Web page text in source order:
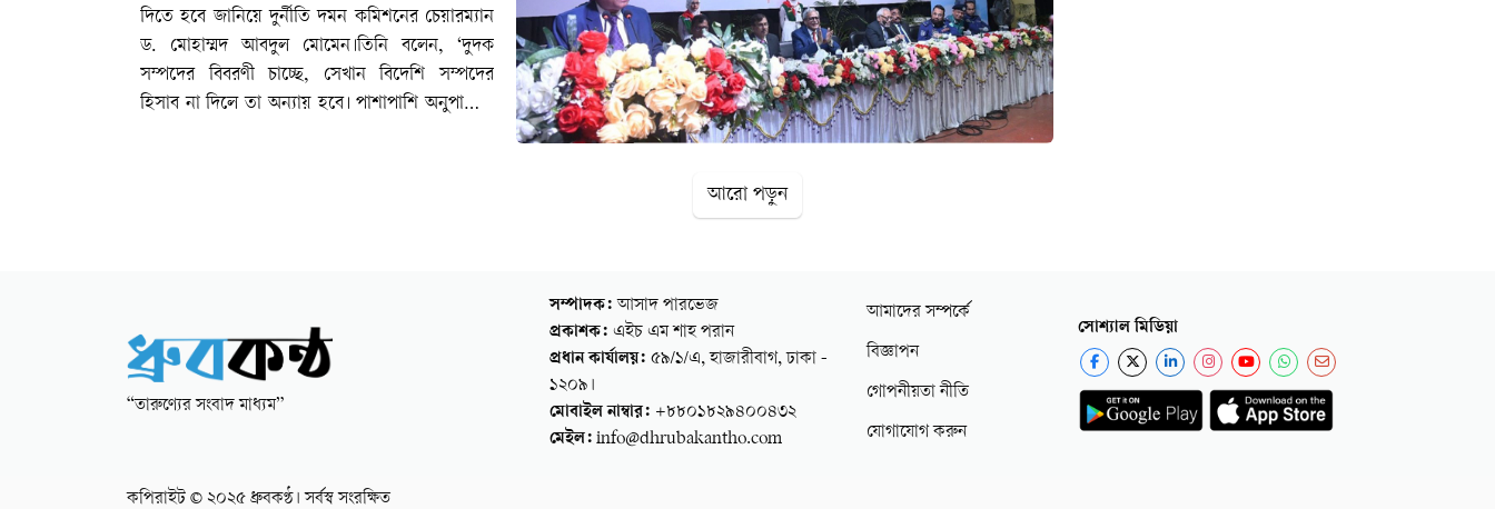
দিতে হবে জানিয়ে দুর্নীতি দমন কমিশনের চেয়ারম্যান
ড. মোহাম্মদ আবদুল মোমেন।তিনি বলেন, ‘দুদক
সম্পদের বিবরণী চাচ্ছে, সেখান বিদেশি সম্পদের
হিসাব না দিলে তা অন্যায় হবে। পাশাপাশি অনুপার্জিত
কার্যালয়ের ভিত্তিপ্রস্তর উদ্বোধন করেন। এরপর
সাংবাদিকদের বিভিন্ন প্রশ্নের জবাব দেন। ‘দুর্নীতির
বিরুদ্ধে তারুণ্যের একতা, গড়বে আগামীর শুদ্ধতা’-
আরো পড়ুন
“তারুণ্যের সংবাদ মাধ্যম”
সম্পাদক:আসাদ পারভেজ
প্রকাশক: এইচ এম শাহ পরান
প্রধান কার্যালয়: ৫৯/১/এ, হাজারীবাগ, ঢাকা -
১২০৯।
মোবাইল নাম্বার: +৮৮০১৮২৯৪০০৪৩২
মেইল: info@dhrubakantho.com
আমাদের সম্পর্কে
বিজ্ঞাপন
গোপনীয়তা নীতি
যোগাযোগ করুন
সোশ্যাল মিডিয়া
কপিরাইট © ২০২৫ ধ্রুবকণ্ঠ। সর্বস্ব সংরক্ষিত